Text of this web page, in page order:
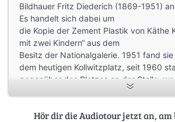
Bildhauer Fritz Diederich (1869-1951)
Es handelt sich dabei um
die Kopie der Zement Plastik von Käthe
mit zwei Kindern“ aus dem
Besitz der Nationalgalerie. 1951 fand
dem heutigen Kollwitzplatz, seit 1960
gegenüber des Platzes an der Stelle,
Zerstörung das ehemalige Wohnhaus
Als man dort vor einigen Jahren einen
Hör dir die Audiotour jetzt an, am